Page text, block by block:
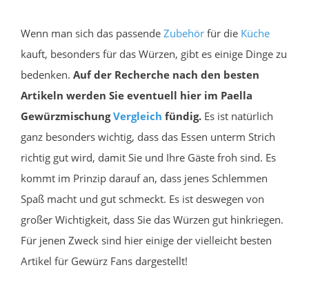
Wenn man sich das passende Zubehör für die Küche
kauft, besonders für das Würzen, gibt es einige Dinge zu
bedenken. Auf der Recherche nach den besten
Artikeln werden Sie eventuell hier im Paella
GewürzmischungVergleich fündig. Es ist natürlich
ganz besonders wichtig, dass das Essen unterm Strich
richtig gut wird, damit Sie und Ihre Gäste froh sind. Es
kommt im Prinzip darauf an, dass jenes Schlemmen
Spaß macht und gut schmeckt. Es ist deswegen von
großer Wichtigkeit, dass Sie das Würzen gut hinkriegen.
Für jenen Zweck sind hier einige der vielleicht besten
Artikel für Gewürz Fans dargestellt!